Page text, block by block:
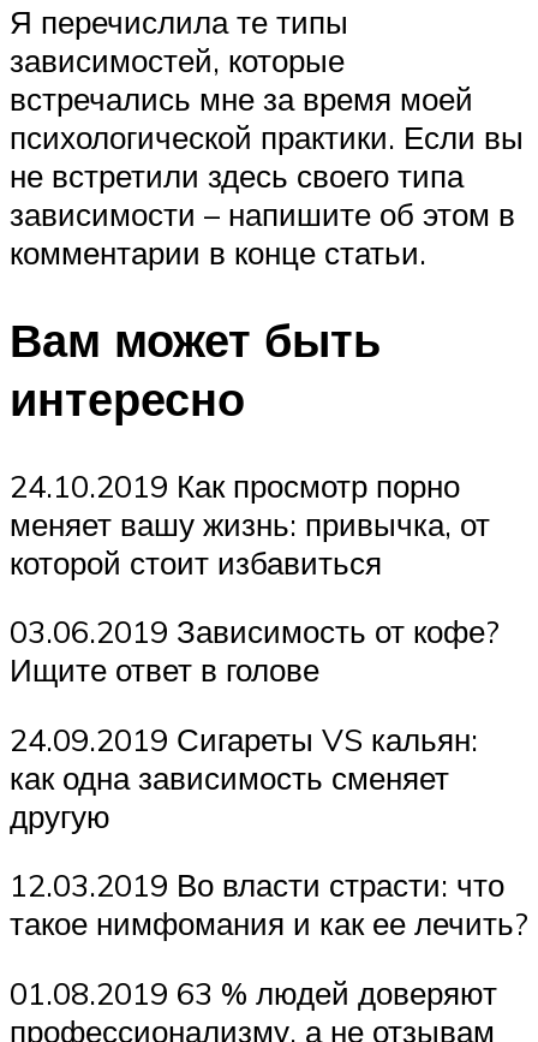
Я перечислила те типы
зависимостей, которые
встречались мне за время моей
психологической практики. Если вы
не встретили здесь своего типа
зависимости – напишите об этом в
комментарии в конце статьи.
Вам может быть
интересно
24.10.2019 Как просмотр порно
меняет вашу жизнь: привычка, от
которой стоит избавиться
03.06.2019 Зависимость от кофе?
Ищите ответ в голове
24.09.2019 Сигареты VS кальян:
как одна зависимость сменяет
другую
12.03.2019 Во власти страсти: что
такое нимфомания и как ее лечить?
01.08.2019 63 % людей доверяют
профессионализму, а не отзывам